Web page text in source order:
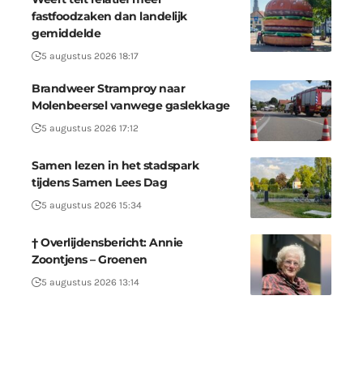
fastfoodzaken dan landelijk
gemiddelde
5 augustus 2026 18:17
Brandweer Stramproy naar
Molenbeersel vanwege gaslekkage
5 augustus 2026 17:12
Samen lezen in het stadspark
tijdens Samen Lees Dag
5 augustus 2026 15:34
† Overlijdensbericht: Annie
Zoontjens – Groenen
5 augustus 2026 13:14